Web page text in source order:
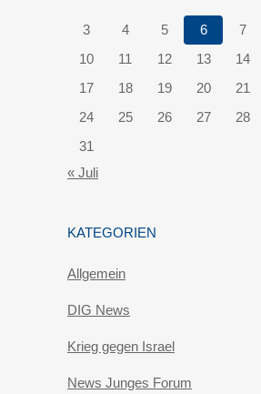
3
4 5 6 7
10
11 12 13 14
17
18 19 20 21
24
25 26 27 28
31
« Juli
KATEGORIEN
Allgemein
DIG News
Krieg gegen Israel
News Junges Forum